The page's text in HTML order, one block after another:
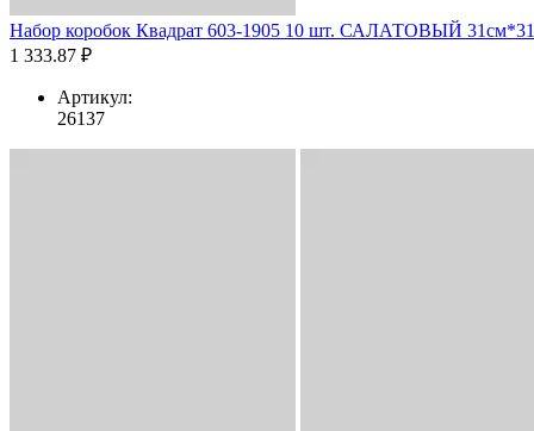
Набор коробок Квадрат 603-1905 10 шт. САЛАТОВЫЙ
1 333.87 ₽
Артикул:
26137